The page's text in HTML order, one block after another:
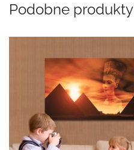
Podobne produkty